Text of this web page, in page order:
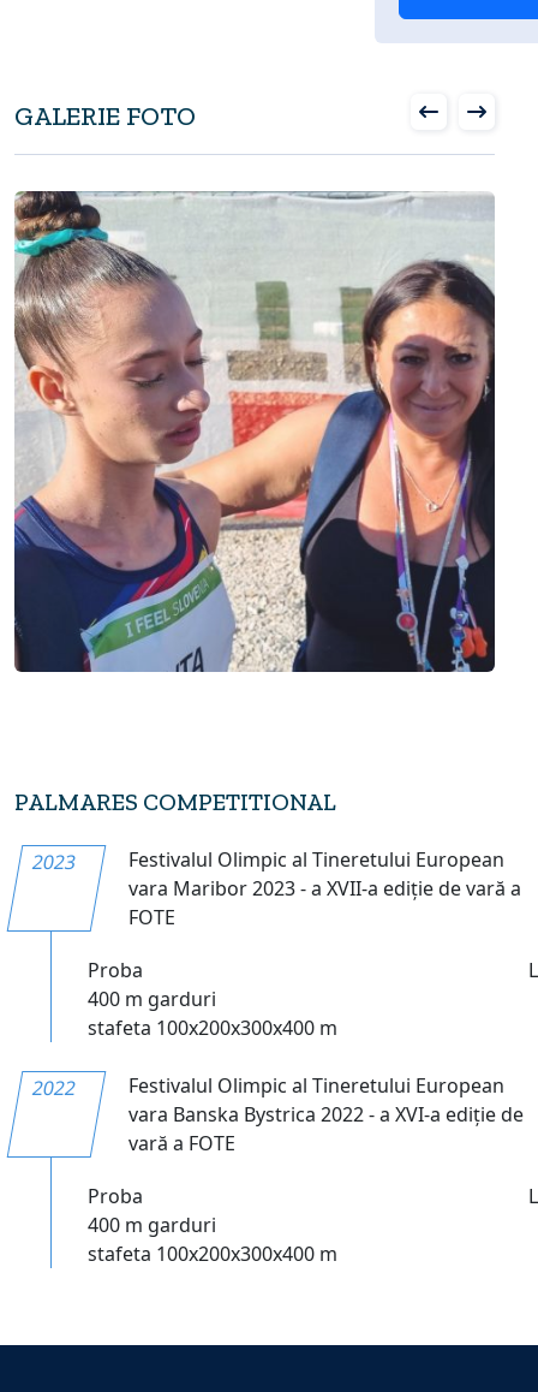
GALERIE FOTO
PALMARES COMPETITIONAL
2023
Festivalul Olimpic al Tineretului European
vara Maribor 2023 - a XVII-a ediție de vară a
FOTE
Proba
400 m garduri
stafeta 100x200x300x400 m
2022
Festivalul Olimpic al Tineretului European
vara Banska Bystrica 2022 - a XVI-a ediție de
vară a FOTE
Proba
400 m garduri
stafeta 100x200x300x400 m